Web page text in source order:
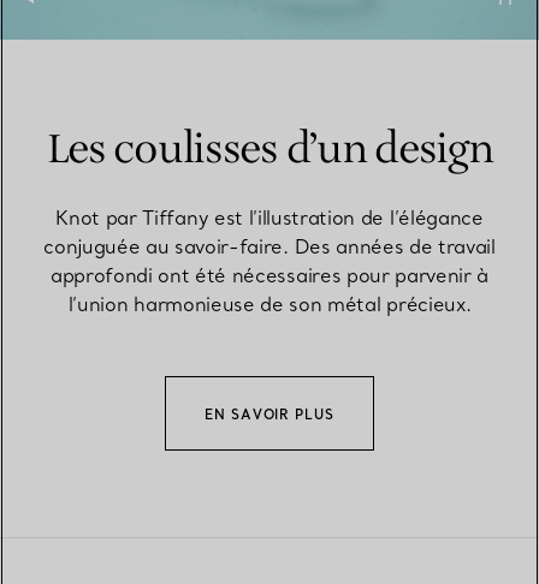
Les coulisses d’un design
Knot par Tiffany est l’illustration de l’élégance
conjuguée au savoir-faire. Des années de travail
approfondi ont été nécessaires pour parvenir à
l’union harmonieuse de son métal précieux.
EN SAVOIR PLUS